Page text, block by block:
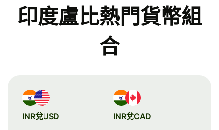
印度盧比熱門貨幣組
合
INR兌USD INR兌CAD